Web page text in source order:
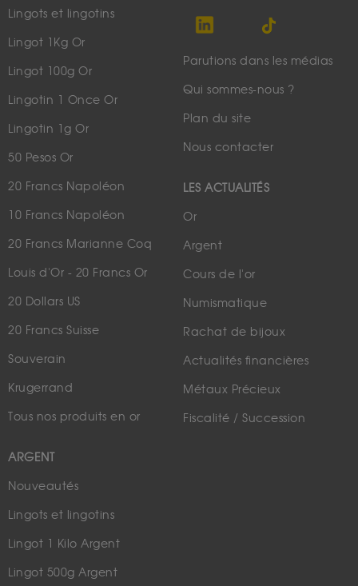
Lingots et lingotins
Lingot 1Kg Or
Lingot 100g Or
Lingotin 1 Once Or
Lingotin 1g Or
50 Pesos Or
20 Francs Napoléon
10 Francs Napoléon
20 Francs Marianne Coq
Louis d'Or - 20 Francs Or
20 Dollars US
20 Francs Suisse
Souverain
Krugerrand
Tous nos produits en or
ARGENT
Nouveautés
Lingots et lingotins
Lingot 1 Kilo Argent
Lingot 500g Argent
Parutions dans les médias
Qui sommes-nous ?
Plan du site
Nous contacter
LES ACTUALITÉS
Or
Argent
Cours de l'or
Numismatique
Rachat de bijoux
Actualités financières
Métaux Précieux
Fiscalité / Succession